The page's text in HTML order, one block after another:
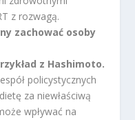
z rozwagą.
zachować osoby
z Hashimoto.
policystycznych
za niewłaściwą
wpływać na